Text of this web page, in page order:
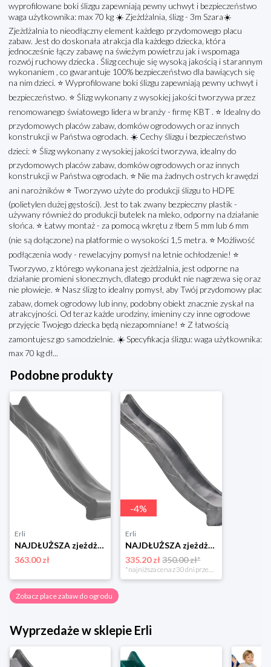
wyprofilowane boki ślizgu zapewniają pewny uchwyt i bezpieczeństwo
waga użytkownika: max 70 kg ☀️ Zjeżdżalnia, ślizg - 3m Szara☀️
Zjeżdżalnia to nieodłączny element każdego przydomowego placu
zabaw. Jest do doskonała atrakcja dla każdego dziecka, która
jednocześnie łączy zabawę na świeżym powietrzu jak i wspomaga
rozwój ruchowy dziecka . Ślizg cechuje się wysoką jakością i starannym
wykonaniem , co gwarantuje 100% bezpieczeństwo dla bawiących się
na nim dzieci. ⭐️ Wyprofilowane boki ślizgu zapewniają pewny uchwyt i
bezpieczeństwo. ⭐️ Ślizg wykonany z wysokiej jakości tworzywa przez
renomowanego światowego lidera w branży - firmę KBT . ⭐️ Idealny do
przydomowych placów zabaw, domków ogrodowych oraz innych
konstrukcji w Państwa ogrodach. ☀️ Cechy ślizgu i bezpieczeństwo
dzieci: ⭐️ Ślizg wykonany z wysokiej jakości tworzywa, idealny do
przydomowych placów zabaw, domków ogrodowych oraz innych
konstrukcji w Państwa ogrodach. ⭐️ Nie ma żadnych ostrych krawędzi
ani narożników ⭐️ Tworzywo użyte do produkcji ślizgu to HDPE
(polietylen dużej gęstości). Jest to tak zwany bezpieczny plastik -
używany również do produkcji butelek na mleko, odporny na działanie
słońca. ⭐️ Łatwy montaż - za pomocą wkrętu z łbem 5 mm lub 6 mm
(nie są dołączone) na platformie o wysokości 1,5 metra. ⭐️ Możliwość
podłączenia wody - rewelacyjny pomysł na letnie ochłodzenie! ⭐️
Tworzywo, z którego wykonana jest zjeżdżalnia, jest odporne na
działanie promieni słonecznych, dlatego produkt nie nagrzewa się oraz
nie płowieje. ⭐️ Nasz ślizg to idealny pomysł, aby Twój przydomowy plac
zabaw, domek ogrodowy lub inny, podobny obiekt znacznie zyskał na
atrakcyjności. Od teraz każde urodziny, imieniny czy inne ogrodowe
przyjęcie Twojego dziecka będą niezapomniane! ⭐️ Z łatwością
zamontujesz go samodzielnie. ☀️ Specyfikacja ślizgu: waga użytkownika:
max 70 kg dł...
Podobne produkty
Erli
NAJDŁUŻSZA zjeżdżalnia 3m trzymetrowy - szary siwy
363.00 zł
-4%
Erli
NAJDŁUŻSZA zjeżdżalnia ślizg 3m trzymetrowy szary Wodna dla dzieci 150 cm
335.20 zł 350.00 zł*
*najniższa cena z 30 dni przed obniżką
Zobacz place zabaw do ogrodu
Wyprzedaże w sklepie Erli